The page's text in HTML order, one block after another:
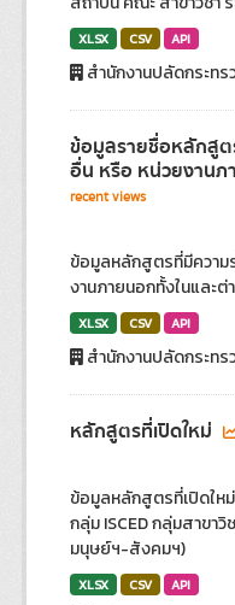
XLSX CSV API
สำนักงานปลัดกระท
ข้อมูลรายชื่อหลักสู
อื่น หรือ หน่วยงานภ
recent views
ข้อมูลหลักสูตรที่มีควา
งานภายนอกทั้งในและต่
XLSX CSV API
สำนักงานปลัดกระท
หลักสูตรที่เปิดใหม่
ข้อมูลหลักสูตรที่เปิดให
กลุ่ม ISCED กลุ่มสาขา
มนุษย์ฯ-สังคมฯ)
XLSX CSV API